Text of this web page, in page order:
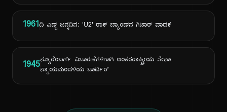
1961ದಿ ಎಡ್ಜ್ ಜನ್ಮದಿನ: 'U2' ರಾಕ್ ಬ್ಯಾಂಡ್‌ನ ಗಿಟಾರ್ ವಾದಕ
1945ನ್ಯೂರೆಂಬರ್ಗ್ ವಿಚಾರಣೆಗಳಿಗಾಗಿ ಅಂತರರಾಷ್ಟ್ರೀಯ ಸೇನಾ
ನ್ಯಾಯಮಂಡಳಿಯ ಚಾರ್ಟರ್